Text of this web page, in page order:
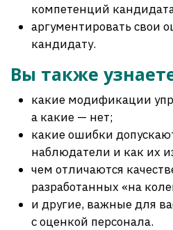
компетенций
аргументировать свои
кандидату.
Вы также
какие модификации
а какие — нет;
какие ошибки
наблюдатели и как их
чем отличаются
разработанных «на
и другие, важные для
с оценкой персонала.